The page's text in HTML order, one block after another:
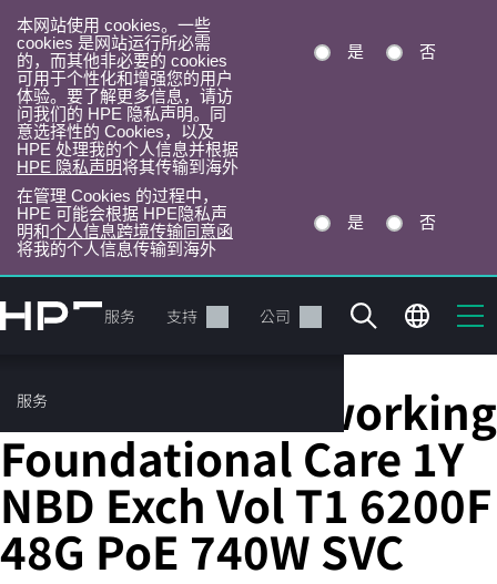
本网站使用 cookies。一些
cookies 是网站运行所必需
的，而其他非必要的 cookies
可用于个性化和增强您的用户
体验。要了解更多信息，请访
问我们的 HPE 隐私声明。同
意选择性的 Cookies，以及
HPE 处理我的个人信息并根据
HPE 隐私声明将其传输到海外
是 否
在管理 Cookies 的过程中，
HPE 可能会根据 HPE隐私声
明和个人信息跨境传输同意函
将我的个人信息传输到海外
是 否
转
到
目
录
产品 服务 支持 公司
服务
HPE Aruba Networking
Foundational Care 1Y
NBD Exch Vol T1 6200F
48G PoE 740W SVC